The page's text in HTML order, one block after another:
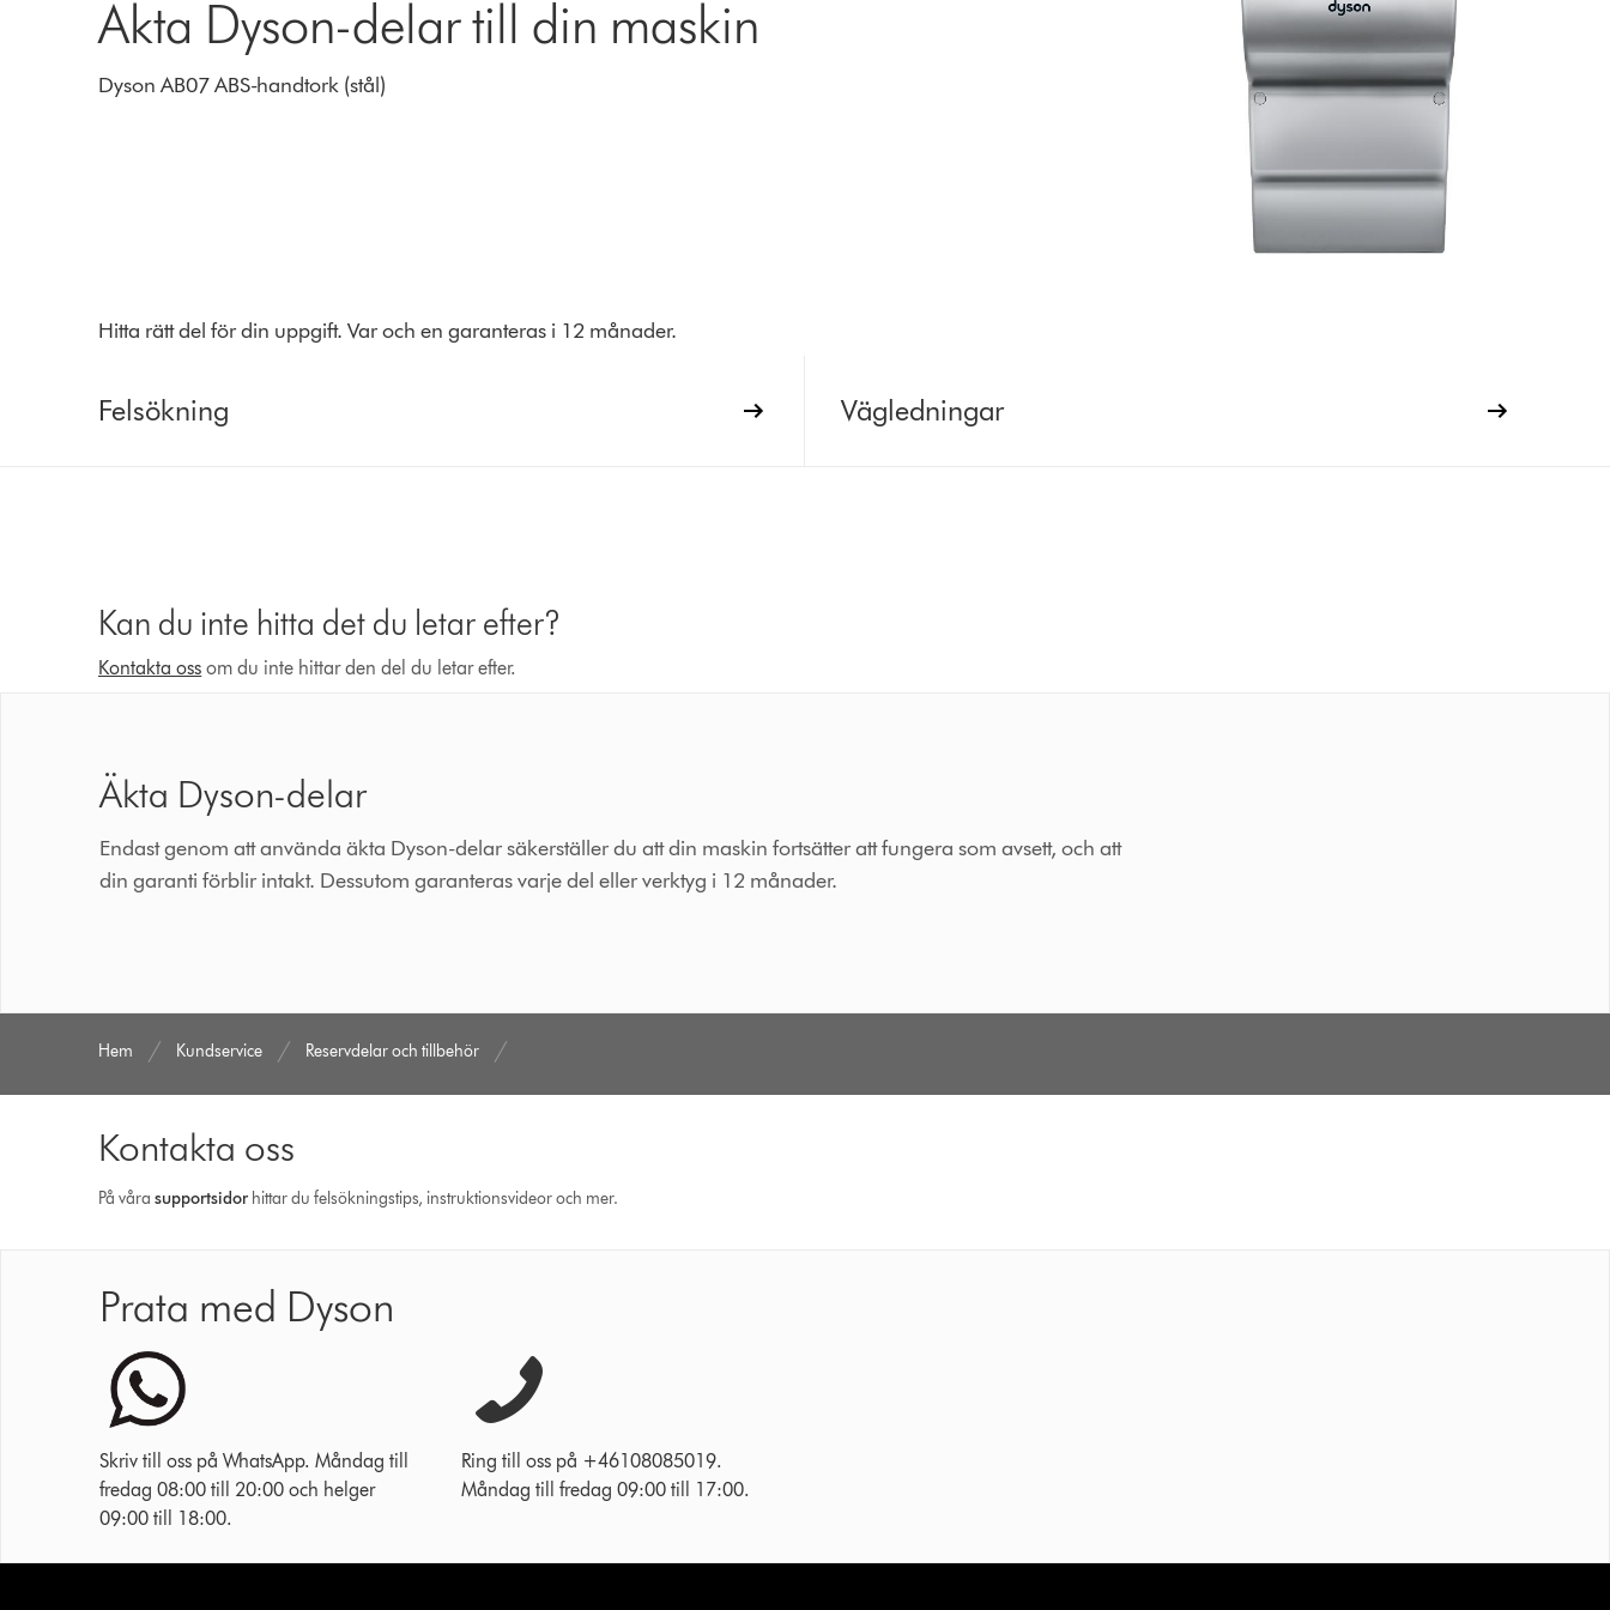
Äkta Dyson-delar till din maskin
Dyson AB07 ABS-handtork (stål)
Hitta rätt del för din uppgift. Var och en garanteras i 12 månader.
Felsökning Vägledningar
Kan du inte hitta det du letar efter?
Kontakta oss om du inte hittar den del du letar efter.
Äkta Dyson-delar
Endast genom att använda äkta Dyson-delar säkerställer du att din maskin fortsätter att fungera som avsett, och att
din garanti förblir intakt. Dessutom garanteras varje del eller verktyg i 12 månader.
Hem Kundservice Reservdelar och tillbehör
Kontakta oss
På vårasupport­sidor hittar du felsökningstips, instruktionsvideor och mer.
Prata med Dyson
Skriv till oss på WhatsApp. Måndag till
fredag 08:00 till 20:00 och helger
09:00 till 18:00.
Ring till oss på +46108085019.
Måndag till fredag 09:00 till 17:00.